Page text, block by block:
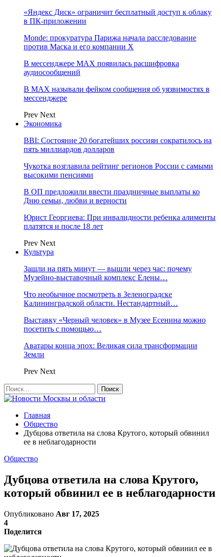
«Яндекс Диск» ограничит бесплатный доступ к облаку
в ПК-приложении
Monde: прокуратура Парижа начала расследование
против Маска и его компании X
В мессенджере MAX появилась расшифровка
аудиосообщений
В МAX называли фейком сообщения об уязвимостях в
мессенджере
Prev Next
Экономика
BBI: Состояние 20 богатейших россиян сократилось на
пять миллиардов долларов
Чукотка возглавила рейтинг регионов России с самыми
высокими пенсиями
В ОП предложили ввести праздничные выплаты ко
Дню семьи, любви и верности
Юрист Георгиева: При инвалидности ребенка алименты
платятся и после 18 лет
Prev Next
Культура
Зашли на пять минут — вышли через час: почему
Музейно-выставочный комплекс Елены…
Что необычное посмотреть в Зеленоградске
Калининградской области. Нестандартный…
Выставку «Черный человек» в Музее Есенина можно
посетить с помощью…
Аватары конца эпох: Великая сила трансформации
Земли
Prev Next
Главная
Общество
Дубцова ответила на слова Крутого, который обвинил
ее в неблагодарности
Общество
Дубцова ответила на слова Крутого,
который обвинил ее в неблагодарности
Опубликовано Авг 17, 2025
4
Поделится